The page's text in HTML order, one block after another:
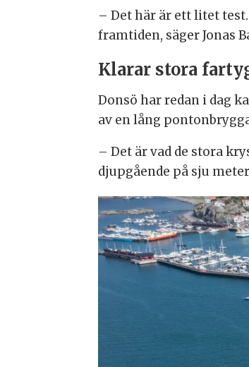
– Det här är ett litet
framtiden, säger Jonas
Klarar stora
Donsö har redan i dag
av en lång
– Det är vad de stora
djupgående på sju